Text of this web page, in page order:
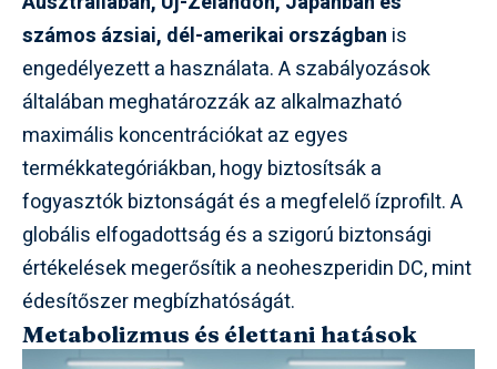
számos ázsiai, dél-amerikai országban is
engedélyezett a használata. A szabályozások
általában meghatározzák az alkalmazható
maximális koncentrációkat az egyes
termékkategóriákban, hogy biztosítsák a
fogyasztók biztonságát és a megfelelő ízprofilt. A
globális elfogadottság és a szigorú biztonsági
értékelések megerősítik a neoheszperidin DC, mint
édesítőszer megbízhatóságát.
Metabolizmus és élettani hatások